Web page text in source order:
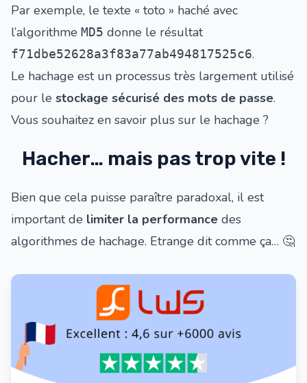
Par exemple, le texte « toto » haché avec
l’algorithme MD5 donne le résultat
f71dbe52628a3f83a77ab494817525c6.
Le hachage est un processus très largement utilisé
pour le stockage sécurisé des mots de passe.
Vous souhaitez en savoir plus sur le hachage ?
Hacher… mais pas trop vite !
Bien que cela puisse paraître paradoxal, il est
important de limiter la performance des
algorithmes de hachage. Etrange dit comme ça… 🤔